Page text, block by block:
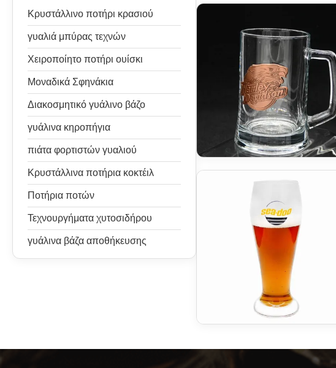
Κρυστάλλινο ποτήρι κρασιού
γυαλιά μπύρας τεχνών
Χειροποίητο ποτήρι ουίσκι
Μοναδικά Σφηνάκια
Διακοσμητικό γυάλινο βάζο
γυάλινα κηροπήγια
πιάτα φορτιστών γυαλιού
Κρυστάλλινα ποτήρια κοκτέιλ
Ποτήρια ποτών
Τεχνουργήματα χυτοσιδήρου
γυάλινα βάζα αποθήκευσης